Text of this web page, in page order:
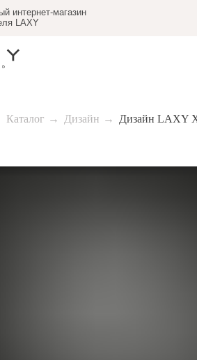
интернет-магазин
LAXY
Каталог → Дизайн → Дизайн LAXY